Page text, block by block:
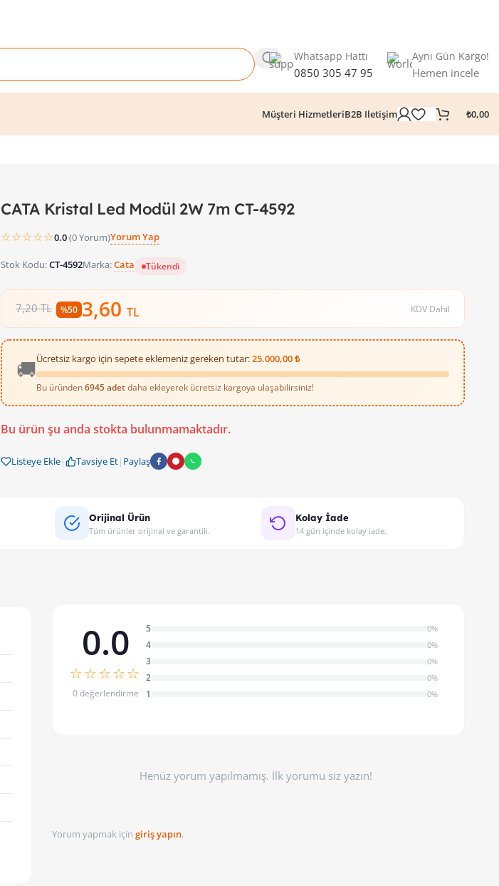
Whatsapp Hattı
0850 305 47 95
Aynı Gün Kargo!
Hemen incele
Müşteri HizmetleriB2B Iletişim ₺0,00
CATA Kristal Led Modül 2W 7m CT-4592
☆☆☆☆☆0.0(0 Yorum)Yorum Yap
Stok Kodu:CT-4592Marka:Cata Tükendi
7,20 TL %50 3,60TL KDV Dahil
🚚Ücretsiz kargo için sepete eklemeniz gereken tutar:25.000,00 ₺
Bu üründen 6945 adetdaha ekleyerek ücretsiz kargoya ulaşabilirsiniz!
Bu ürün şu anda stokta bulunmamaktadır.
Listeye Ekle| Tavsiye Et| Paylaş
Orijinal Ürün
Tüm ürünler orijinal ve garantili.
Kolay İade
14 gün içinde kolay iade.
0.0
☆☆☆☆☆
0 değerlendirme
5 0%
4 0%
3 0%
2 0%
1 0%
Henüz yorum yapılmamış. İlk yorumu siz yazın!
Yorum yapmak için giriş yapın.